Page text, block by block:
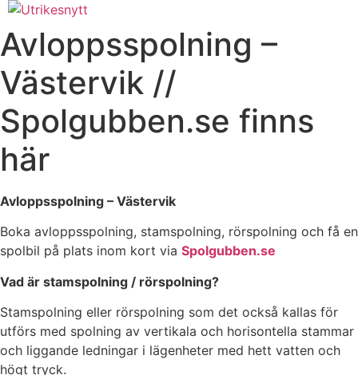
Hoppa
innehåll
Avloppsspolning –
Västervik //
Spolgubben.se finns
här
Avloppsspolning – Västervik
Boka avloppsspolning, stamspolning, rörspolning och få en
spolbil på plats inom kort via Spolgubben.se
Vad är stamspolning / rörspolning?
Stamspolning eller rörspolning som det också kallas för
utförs med spolning av vertikala och horisontella stammar
och liggande ledningar i lägenheter med hett vatten och
högt tryck.